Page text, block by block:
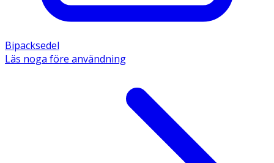
Bipacksedel
Läs noga före användning